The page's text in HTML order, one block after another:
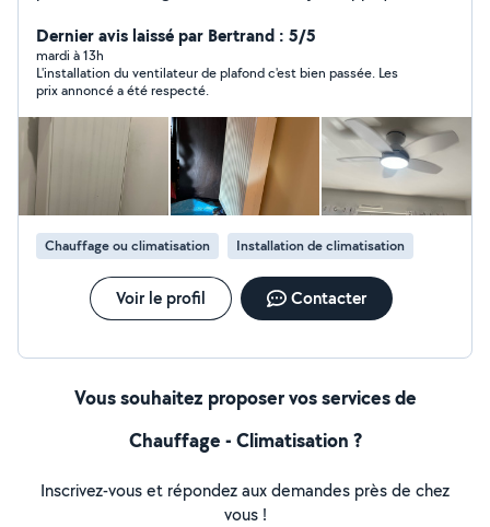
Dernier avis laissé par Bertrand : 5/5
mardi à 13h
L'installation du ventilateur de plafond c'est bien passée. Les
prix annoncé a été respecté.
Chauffage ou climatisation Installation de climatisation
Voir le profil Contacter
Vous souhaitez proposer vos services de
Chauffage - Climatisation ?
Inscrivez-vous et répondez aux demandes près de chez
vous !